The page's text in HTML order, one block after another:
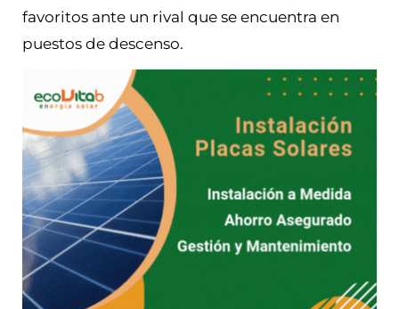
favoritos ante un rival que se encuentra en
puestos de descenso.